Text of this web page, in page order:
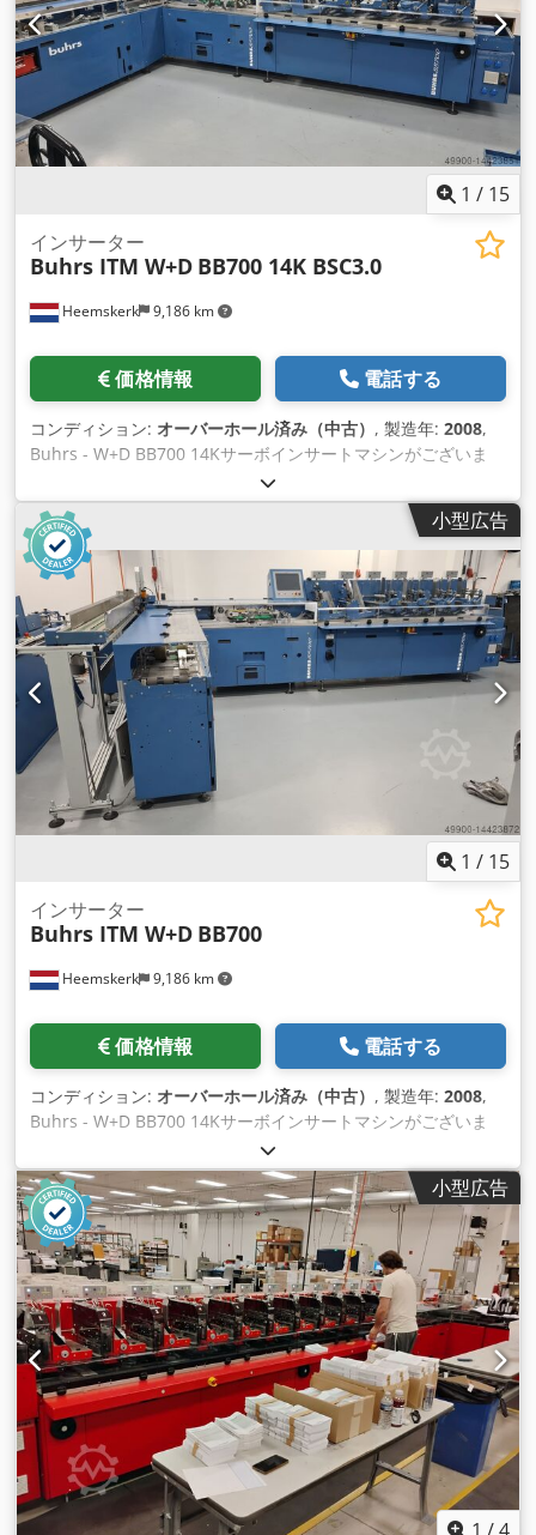
1 / 15
Heemskerk 9,186 km
インサーター
Buhrs ITM W+D BB700 14K BSC3.0
価格情報 電話する
コンディション: オーバーホール済み（中古） , 製造年: 2008,
Buhrs - W+D BB700 14Kサーボインサートマシンがございま
す。機械の状態は良好で、BSC 3.0ソフトウェアが装備されて
います。BSC 3.0は、メーカーW+Dの最新ソフトウェアプラッ
トフォームです。 機械はデモの準備ができています！ 他のフ
ィーダーやカメラのオプションも可能です！ 製造年：2008年
構成 - 6ステーションベース - 4x RF2ロータリーフィーダー -
1x バキュームフリクションフィーダー - 排出コンパートメント
- オートローダー 移送ステーション - アンローディングコンベ
ア オプション - その他のフィーダー 封筒フォーマット - 最小
105 × 162 mm C6/DL - 最大250 × 353 mm B4 製品フォーマッ
ト - 最小 80 × 105 mm A6 Cedpeq Eg Hnofx Abrjha - 最大
229 × 324 mm C4 製品の厚さ - 3mm（ロータリーフィーダー
- 15 mm（バキューム/フリクションフィーダー - 80 gsm
14,000サイクル/時
小型広告
1 / 15
Heemskerk 9,186 km
インサーター
Buhrs ITM W+D BB700
価格情報 電話する
コンディション: オーバーホール済み（中古） , 製造年: 2008,
Buhrs - W+D BB700 14Kサーボインサートマシンがございま
す。機械の状態は良好で、BSC 3.0ソフトウェアが装備されて
います。BSC 3.0は、メーカーW+Dの最新ソフトウェアプラッ
トフォームです。 Cedpfsq Eg Iaox Abrjha 機械はデモの準備
ができています！ 他のフィーダーやカメラのオプションも可能
です！ 製造年：2008年 構成 - 6ステーションベース - 4x RF2ロ
ータリーフィーダー - 1x バキュームフリクションフィーダー -
排出コンパートメント - オートローダー 移送ステーション - ア
ンローディングコンベア オプション - その他のフィーダー 封
筒フォーマット - 最小 105 × 162 mm C6/DL - 最大250 × 353
mm B4 製品フォーマット - 最小 80 × 105 mm A6 - 最大229 ×
324 mm C4 製品の厚さ - 3mm（ロータリーフィーダー - 15
mm（バキューム/フリクションフィーダー - 80 gsm 14,000サ
イクル/時
小型広告